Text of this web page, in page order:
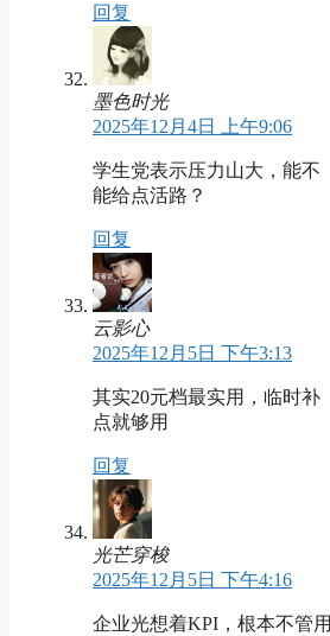
回复
墨色时光
2025年12月4日 上午9:06
学生党表示压力山大，能不
能给点活路？
回复
云影心
2025年12月5日 下午3:13
其实20元档最实用，临时补
点就够用
回复
光芒穿梭
2025年12月5日 下午4:16
企业光想着KPI，根本不管用